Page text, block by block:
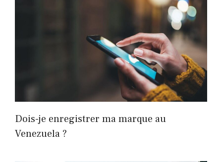
Dois-je enregistrer ma marque au
Venezuela ?